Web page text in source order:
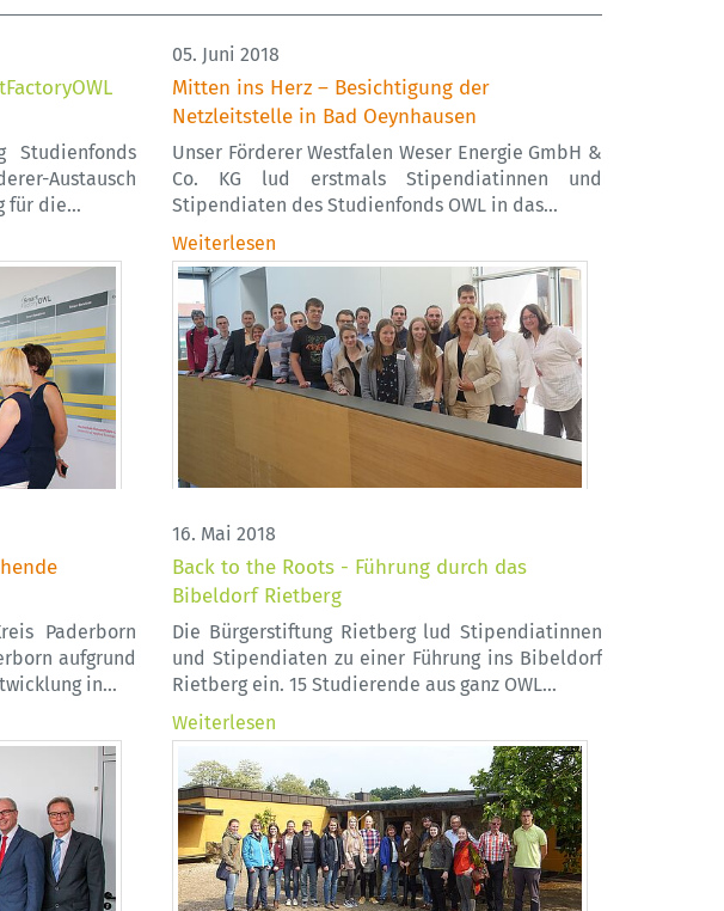
Studienfonds
Austausch
für die…
05. Juni 2018
Mitten ins Herz – Besichtigung der
Netzleitstelle in Bad Oeynhausen
Unser Förderer Westfalen Weser Energie GmbH &
Co. KG lud erstmals Stipendiatinnen und
Stipendiaten des Studienfonds OWL in das…
Weiterlesen
Paderborn
aufgrund
in…
16. Mai 2018
Back to the Roots - Führung durch das
Bibeldorf Rietberg
Die Bürgerstiftung Rietberg lud Stipendiatinnen
und Stipendiaten zu einer Führung ins Bibeldorf
Rietberg ein. 15 Studierende aus ganz OWL…
Weiterlesen